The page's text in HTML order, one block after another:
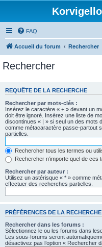
FAQ
Accueil du forum Rechercher
Rechercher
REQUÊTE DE LA RECHERCHE
Rechercher par mots-clés :
Insérez le caractère « + » devant un
doit être ignoré. Insérez une liste de
discontinues « | » si seul un des mots
comme métacaractère passe-partout
partielles.
Rechercher tous les termes ou
Rechercher n’importe quel de ces
Rechercher par auteur :
Utilisez un astérisque « * » comme
effectuer des recherches partielles.
PRÉFÉRENCES DE LA RECHERCHE
Rechercher dans les forums :
Sélectionnez le ou les forums dans
Les sous-forums seront
désactivez pas l’option « Rechercher